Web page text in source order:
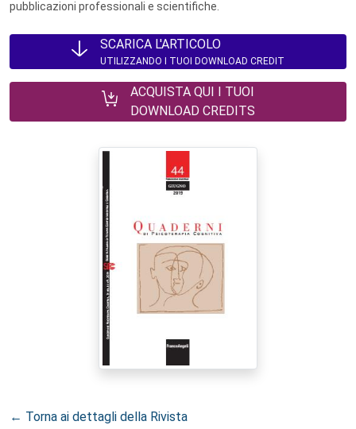
pubblicazioni professionali e scientifiche.
SCARICA L'ARTICOLO
UTILIZZANDO I TUOI DOWNLOAD CREDIT
ACQUISTA QUI I TUOI
DOWNLOAD CREDITS
← Torna ai dettagli della Rivista